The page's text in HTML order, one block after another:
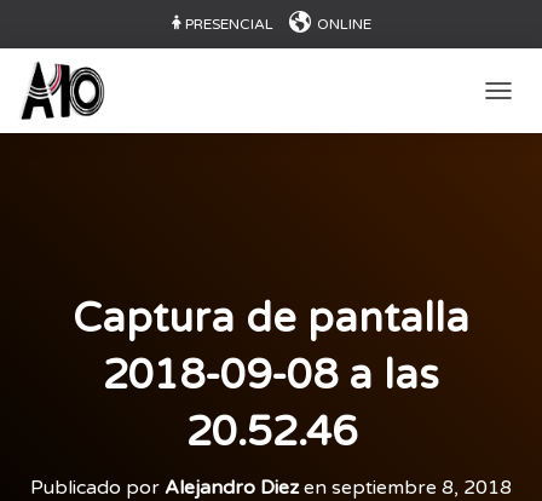
PRESENCIAL ONLINE
Captura de pantalla
2018-09-08 a las
20.52.46
Publicado por Alejandro Diezen septiembre 8, 2018